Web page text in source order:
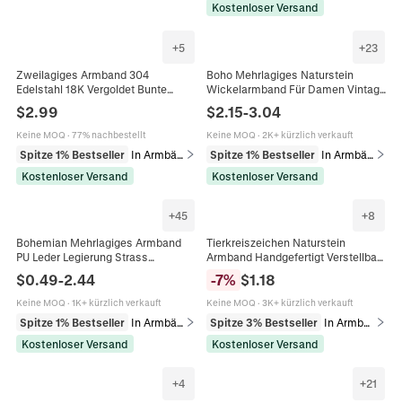
Kostenloser Versand
+5
Zweilagiges Armband 304
Edelstahl 18K Vergoldet Bunte
Perlen Herz Mond Hamsa Hand
Anhänger Boho Schmuck Für
Damen
$2.99
Keine MOQ · 77% nachbestellt
Spitze 1% Bestseller
In Armbänder
Kostenloser Versand
+23
Boho Mehrlagiges Naturstein
Wickelarmband Für Damen Vintage
Ethnisch Türkis Tigerauge
Legierung Perlen Armband
Schmuck Geschenk
$2.15-3.04
Keine MOQ · 2K+ kürzlich verkauft
Spitze 1% Bestseller
In Armbänder
Kostenloser Versand
+45
Bohemian Mehrlagiges Armband
PU Leder Legierung Strass
Magnetverschluss Kreuz
Lebensbaum Herz
Unendlichkeitsanhänger Damen
$0.49-2.44
Keine MOQ · 1K+ kürzlich verkauft
Spitze 1% Bestseller
In Armbänder
Kostenloser Versand
+8
Tierkreiszeichen Naturstein
Armband Handgefertigt Verstellbar
Gewebte Kordel Edelstein
Schmuck Geschenk Für Damen
Und Herren
-7% $1.18
Keine MOQ · 3K+ kürzlich verkauft
Spitze 3% Bestseller
In Armbänder
Kostenloser Versand
+4 +21